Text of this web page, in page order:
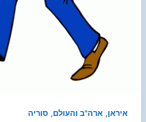
איראן, ארה"ב והעולם, סוריה